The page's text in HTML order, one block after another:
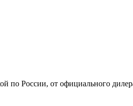
по России, от официального